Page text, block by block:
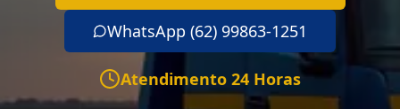
WhatsApp (62) 99863-1251
Atendimento 24 Horas